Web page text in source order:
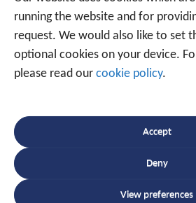
running the website and for
request. We would also like to set
optional cookies on your device.
please read our cookie policy.
Accept
Deny
View preferences
+31 88
Of maak gebruik van